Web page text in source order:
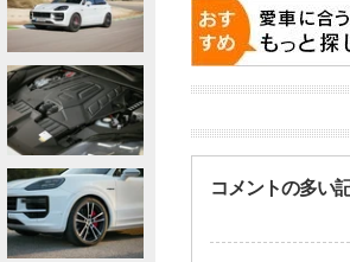
コメントの多い